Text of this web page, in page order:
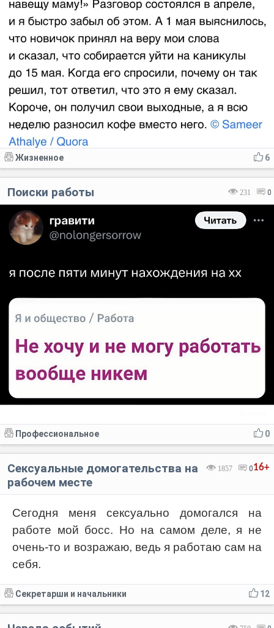
6
Жизненное
231 0
Поиски работы
0
Профессиональное
16+
1857 0
Сексуальные домогательства на
рабочем месте
Сегодня меня сексуально домогался на
работе мой босс. Но на самом деле, я не
очень-то и возражаю, ведь я работаю сам на
себя.
12
Секретарши и начальники